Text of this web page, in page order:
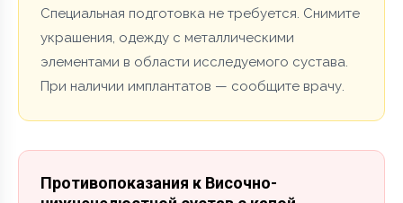
Специальная подготовка не требуется. Снимите
украшения, одежду с металлическими
элементами в области исследуемого сустава.
При наличии имплантатов — сообщите врачу.
Противопоказания к Височно-